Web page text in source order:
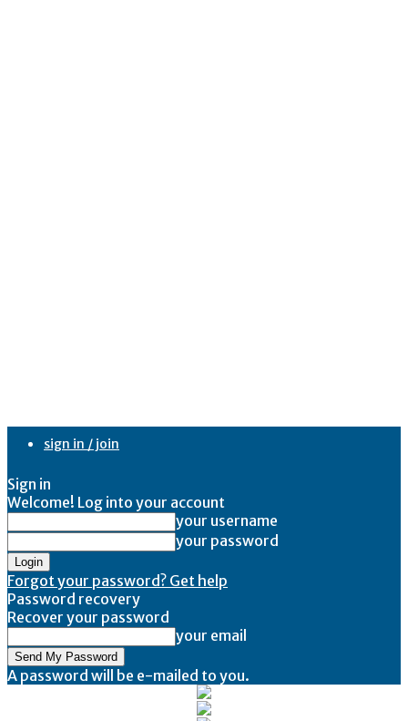
sign in / join
Sign in
Welcome! Log into your account
your username
your password
Forgot your password? Get help
Password recovery
Recover your password
your email
A password will be e-mailed to you.